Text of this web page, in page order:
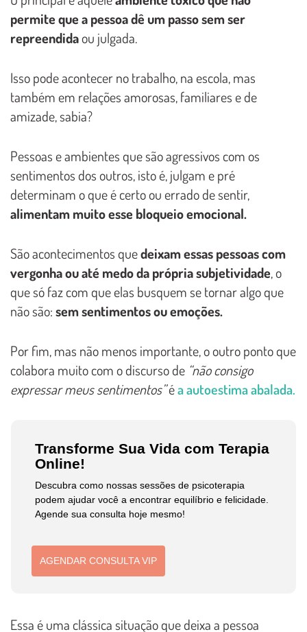
permite que a pessoa dê um passo sem ser
repreendidaou julgada.
Isso pode acontecer no trabalho, na escola, mas
também em relações amorosas, familiares e de
amizade, sabia?
Pessoas e ambientes que são agressivos com os
sentimentos dos outros, isto é, julgam e pré
determinam o que é certo ou errado de sentir,
alimentam muito esse bloqueio emocional.
São acontecimentos quedeixam essas pessoas com
vergonha ou até medo da própria subjetividade, o
que só faz com que elas busquem se tornar algo que
não são:sem sentimentos ou emoções.
Por fim, mas não menos importante, o outro ponto que
colabora muito com o discurso de “não consigo
expressar meus sentimentos”éa autoestima abalada.
Transforme Sua Vida com Terapia
Online!
Descubra como nossas sessões de psicoterapia
podem ajudar você a encontrar equilíbrio e felicidade.
Agende sua consulta hoje mesmo!
AGENDAR CONSULTA VIP
Essa é uma clássica situação que deixa a pessoa